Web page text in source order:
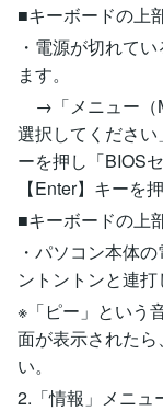
■キーボードの上
・電源が切れて
ます。
→「メニュー（
選択してくださ
ーを押し「BIOS
【Enter】キーを
■キーボードの上
・パソコン本体
ントントンと連打
※「ピー」という
面が表示された
い。
2.「情報」メニュ